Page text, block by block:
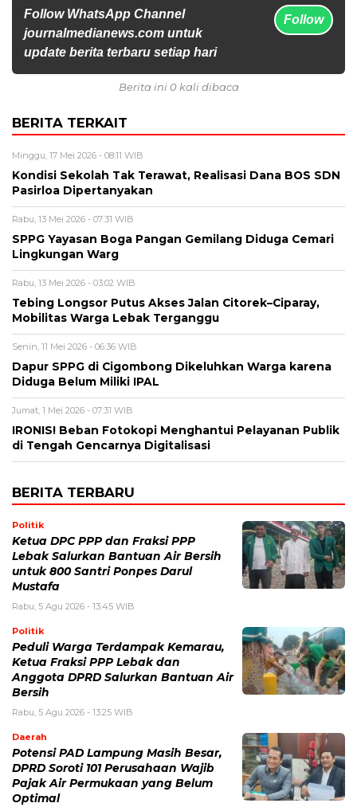
Follow WhatsApp Channel
journalmedianews.com untuk
update berita terbaru setiap hari
Follow
Berita ini 0 kali dibaca
BERITA TERKAIT
Minggu, 17 Mei 2026 - 08:11 WIB
Kondisi Sekolah Tak Terawat, Realisasi Dana BOS SDN
Pasirloa Dipertanyakan
Rabu, 13 Mei 2026 - 07:31 WIB
SPPG Yayasan Boga Pangan Gemilang Diduga Cemari
Lingkungan Warg
Rabu, 13 Mei 2026 - 03:02 WIB
Tebing Longsor Putus Akses Jalan Citorek–Ciparay,
Mobilitas Warga Lebak Terganggu
Senin, 11 Mei 2026 - 06:36 WIB
Dapur SPPG di Cigombong Dikeluhkan Warga karena
Diduga Belum Miliki IPAL
Jumat, 1 Mei 2026 - 07:31 WIB
IRONIS! Beban Fotokopi Menghantui Pelayanan Publik
di Tengah Gencarnya Digitalisasi
BERITA TERBARU
Politik
Ketua DPC PPP dan Fraksi PPP
Lebak Salurkan Bantuan Air Bersih
untuk 800 Santri Ponpes Darul
Mustafa
Rabu, 5 Agu 2026 - 13:45 WIB
Politik
Peduli Warga Terdampak Kemarau,
Ketua Fraksi PPP Lebak dan
Anggota DPRD Salurkan Bantuan Air
Bersih
Rabu, 5 Agu 2026 - 13:25 WIB
Daerah
Potensi PAD Lampung Masih Besar,
DPRD Soroti 101 Perusahaan Wajib
Pajak Air Permukaan yang Belum
Optimal